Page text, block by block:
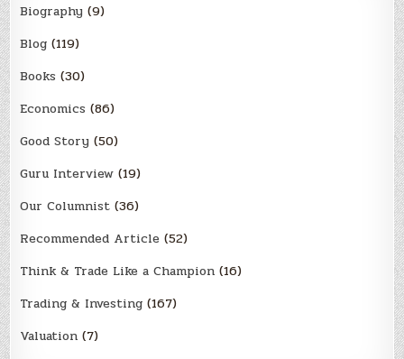
Biography (9)
Blog (119)
Books (30)
Economics (86)
Good Story (50)
Guru Interview (19)
Our Columnist (36)
Recommended Article (52)
Think & Trade Like a Champion (16)
Trading & Investing (167)
Valuation (7)